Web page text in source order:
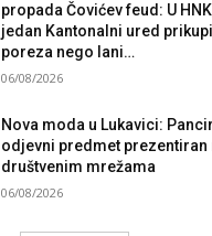
propada Čovićev feud: U
jedan Kantonalni ured
poreza nego lani…
06/08/2026
Nova moda u Lukavici:
odjevni predmet prezentiran
društvenim mrežama
06/08/2026